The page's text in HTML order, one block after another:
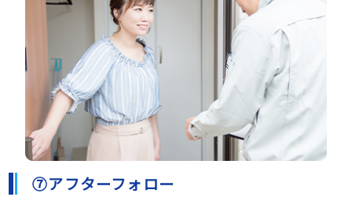
⑦アフターフォロー